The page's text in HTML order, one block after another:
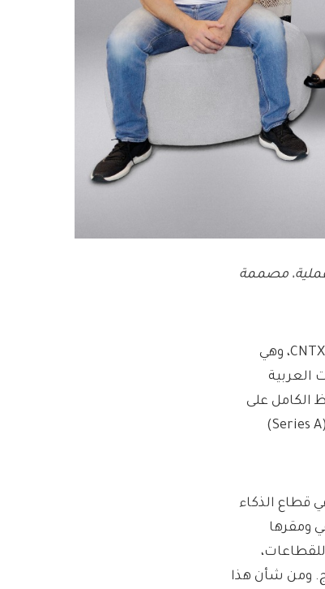
مصممة
أعلنت شركة CNTXT AI، وهي
العربية
الكامل على
سيادة بياناتها، عن إتمام الإغلاق الناجح لجولة تمويل من الفئة الأولى (Series A)
قطاع الذكاء
ومقرها
ومن شأن هذا